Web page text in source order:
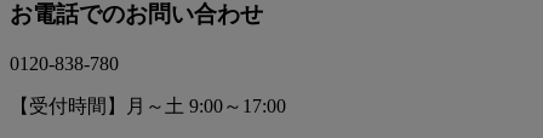
お電話でのお問い合わせ
0120-838-780
【受付時間】月～土 9:00～17:00